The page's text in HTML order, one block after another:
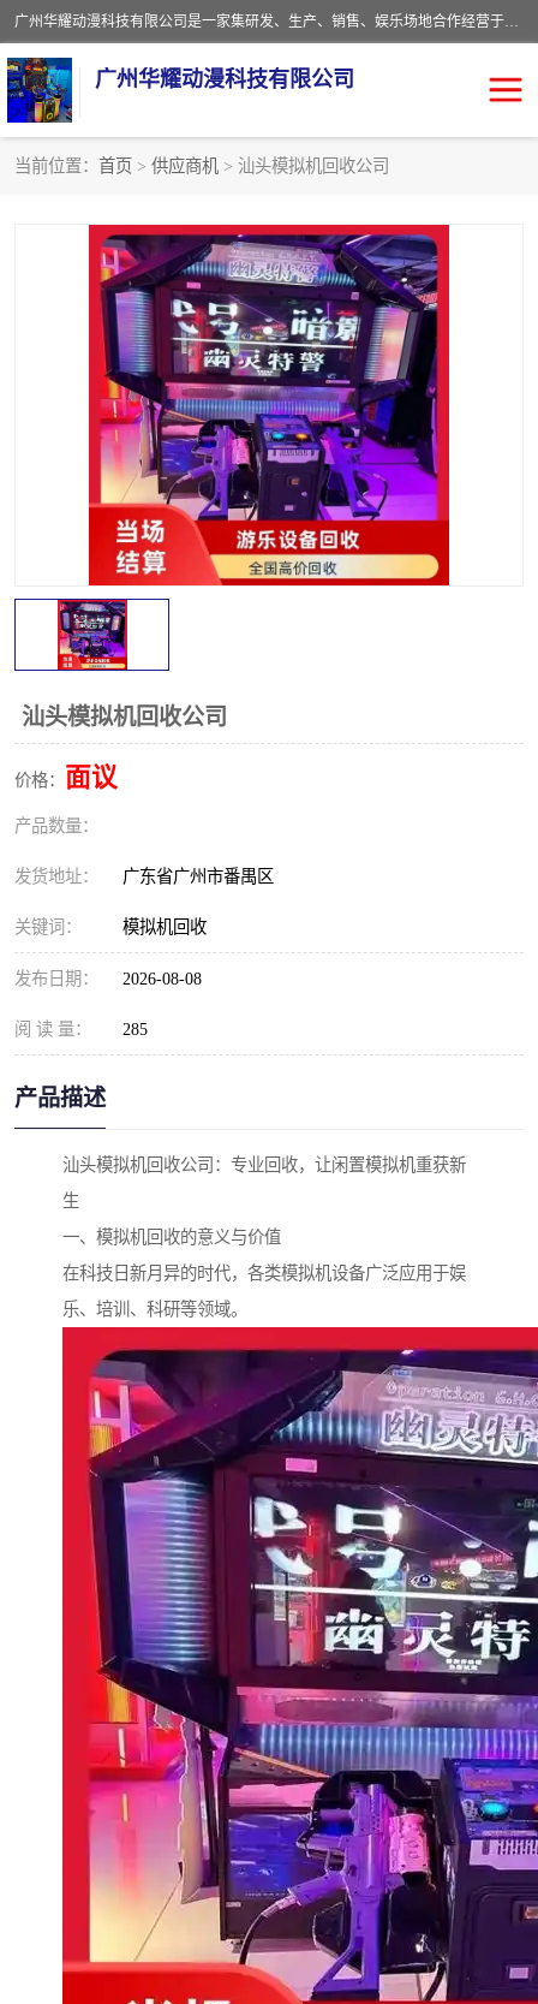
广州华耀动漫科技有限公司是一家集研发、生产、销售、娱乐场地合作经营于一体的动漫游戏公司。本公司拥有一支年轻化集研发生产到售后服务的队伍，及时地为客户提供、赚钱的产品。本公司以雄厚的实力、合理的价格、优良的服务与多家企业建立了长期的合作关系。热诚欢迎各界前来参观、考察、洽谈业务。目前公司经营的产品有：各种捕渔游戏机系列，大型模拟机系列、轮盘机系列、连线机系列、框体机系列、玛莉机系列等。
广州华耀动漫科技有限公司
当前位置： 首页 > 供应商机 > 汕头模拟机回收公司
汕头模拟机回收公司
价格： 面议
产品数量：
发货地址： 广东省广州市番禺区
关键词： 模拟机回收
发布日期： 2026-08-08
阅 读 量： 285
产品描述
汕头模拟机回收公司：专业回收，让闲置模拟机重获新
生
一、模拟机回收的意义与价值
在科技日新月异的时代，各类模拟机设备广泛应用于娱
乐、培训、科研等领域。
赛车回收 电玩城回收
模拟机回收 儿童机回收
游戏厅回收 *机回收